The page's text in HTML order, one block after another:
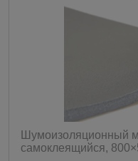
Шумоизоляционный
самоклеящийся,